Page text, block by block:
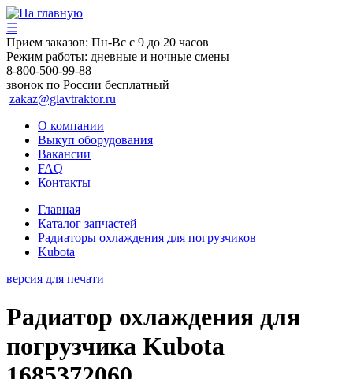
☰
Прием заказов: Пн-Вс с 9 до 20 часов
Режим работы: дневные и ночные смены
8-800-500-99-88
звонок по России бесплатный
zakaz@glavtraktor.ru
О компании
Выкуп оборудования
Вакансии
FAQ
Контакты
Главная
Каталог запчастей
Радиаторы охлаждения для погрузчиков
Kubota
версия для печати
Радиатор охлаждения для
погрузчика Kubota